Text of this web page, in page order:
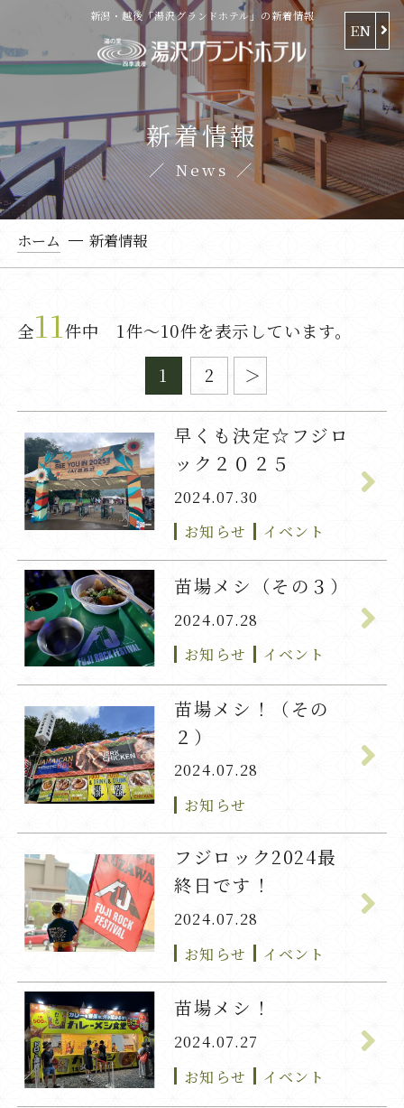
新潟・越後「湯沢グランドホテル」の新着情報
EN
新着情報
News
ホーム 新着情報
全11件中 1件～10件を表示しています。
1
2
早くも決定☆フジロ
ック２０２５
2024.07.30
お知らせ
イベント
苗場メシ（その３）
2024.07.28
お知らせ
イベント
苗場メシ！（その
２）
2024.07.28
お知らせ
フジロック2024最
終日です！
2024.07.28
お知らせ
イベント
苗場メシ！
2024.07.27
お知らせ
イベント